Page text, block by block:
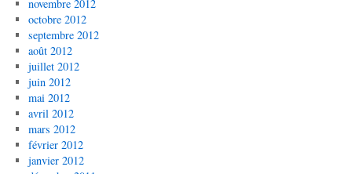
novembre 2012
octobre 2012
septembre 2012
août 2012
juillet 2012
juin 2012
mai 2012
avril 2012
mars 2012
février 2012
janvier 2012